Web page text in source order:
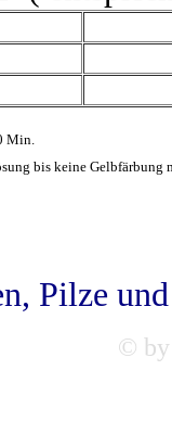
Min.
bis keine Gelbfärbung
Pilze
©